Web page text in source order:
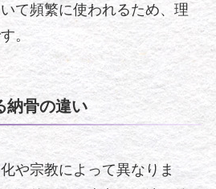
て頻繁に使われるため、理
。
納骨の違い
や宗教によって異なりま